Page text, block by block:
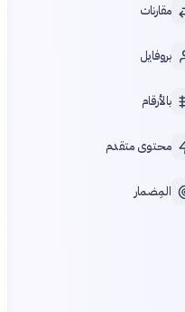
مقارنات
بروفايل
بالأرقام
محتوى متقدم
المِضمار